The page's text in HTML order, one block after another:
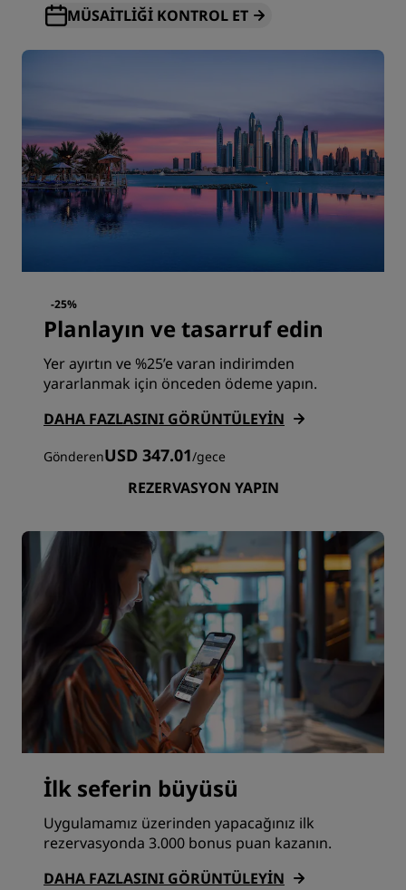
MÜSAITLIĞI KONTROL ET
-25%
Planlayın ve tasarruf edin
Yer ayırtın ve %25’e varan indirimden
yararlanmak için önceden ödeme yapın.
DAHA FAZLASINI GÖRÜNTÜLEYIN
GönderenUSD 347.01/gece
REZERVASYON YAPIN
İlk seferin büyüsü
Uygulamamız üzerinden yapacağınız ilk
rezervasyonda 3.000 bonus puan kazanın.
DAHA FAZLASINI GÖRÜNTÜLEYIN